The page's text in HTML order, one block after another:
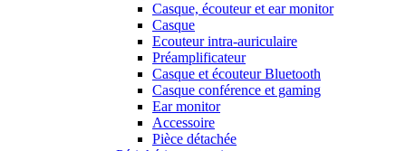
Casque, écouteur et ear monitor
Casque
Ecouteur intra-auriculaire
Préamplificateur
Casque et écouteur Bluetooth
Casque conférence et gaming
Ear monitor
Accessoire
Pièce détachée